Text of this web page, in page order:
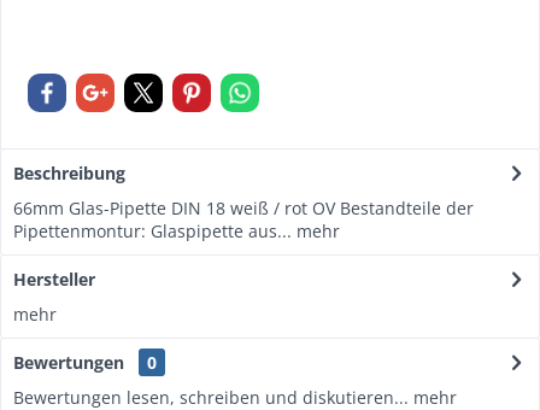
Beschreibung
66mm Glas-Pipette DIN 18 weiß / rot OV Bestandteile der
Pipettenmontur: Glaspipette aus... mehr
Hersteller
mehr
Bewertungen
0
Bewertungen lesen, schreiben und diskutieren... mehr